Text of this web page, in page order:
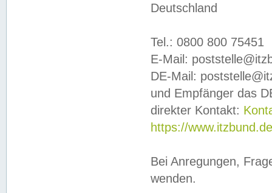
Deutschland
Tel.: 0800 800 75451
E-Mail:
DE-Mail:
und Empfänger das
direkter Kontakt:
https://
Bei Anregungen,
wenden.